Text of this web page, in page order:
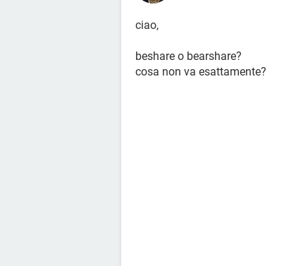
ciao,
beshare o bearshare?
cosa non va esattamente?